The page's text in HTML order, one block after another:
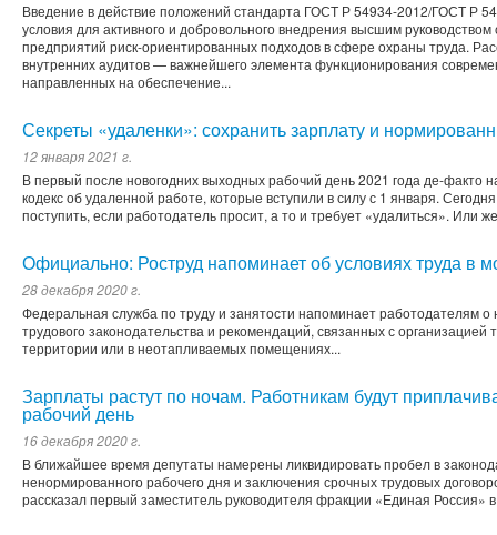
Введение в действие положений стандарта ГОСТ Р 54934-2012/ГОСТ Р
условия для активного и добровольного внедрения высшим
предприятий риск-ориентированных подходов в сфере охраны труда.
внутренних аудитов — важнейшего элемента функционирования
направленных на обеспечение...
Секреты «удаленки»: сохранить зарплату и
12 января 2021 г.
В первый после новогодних выходных рабочий день 2021 года де-факто
кодекс об удаленной работе, которые вступили в силу с 1 января.
поступить, если работодатель просит, а то и требует «удалиться». Или
Официально: Роструд напоминает об условиях труда в
28 декабря 2020 г.
Федеральная служба по труду и занятости напоминает работодателям
трудового законодательства и рекомендаций, связанных с
территории или в неотапливаемых помещениях...
Зарплаты растут по ночам. Работникам будут
рабочий день
16 декабря 2020 г.
В ближайшее время депутаты намерены ликвидировать пробел в
ненормированного рабочего дня и заключения срочных трудовых
рассказал первый заместитель руководителя фракции «Единая Россия»